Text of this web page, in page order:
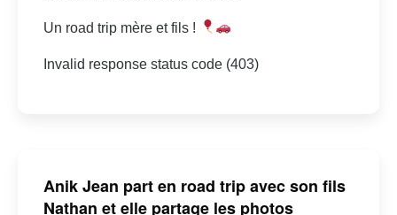
Un road trip mère et fils !
Invalid response status code (403)
Anik Jean part en road trip avec son fils
Nathan et elle partage les photos